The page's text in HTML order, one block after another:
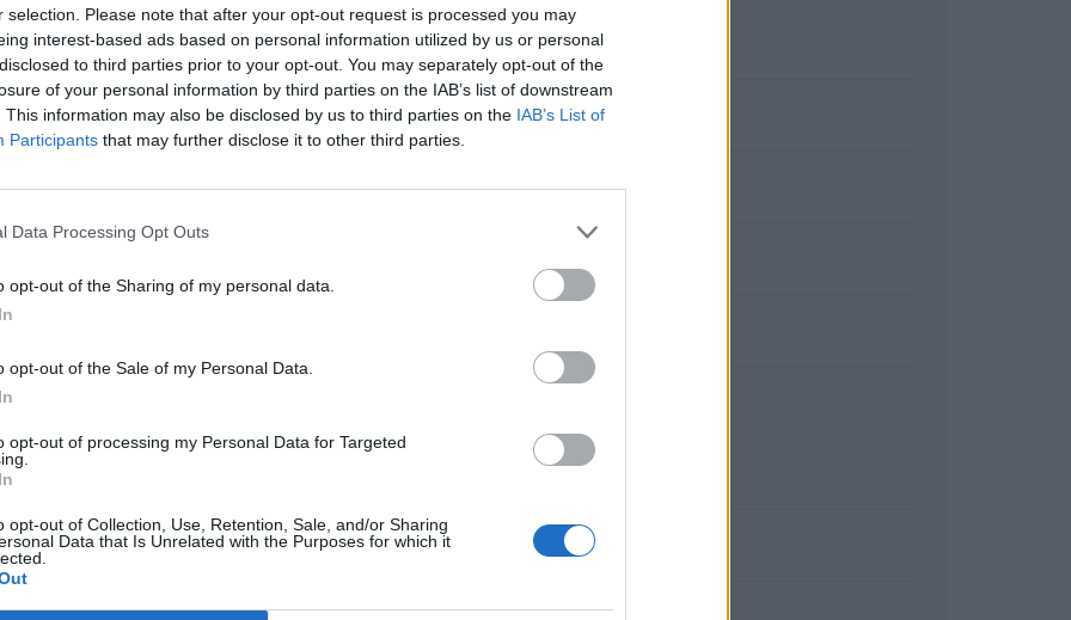
selection. Please note that after your opt-out request is processed you may
interest-based ads based on personal information utilized by us or personal
to third parties prior to your opt-out. You may separately opt-out of the
of your personal information by third parties on the IAB’s list of downstream
This information may also be disclosed by us to third parties on the IAB’s List of
Participants that may further disclose it to other third parties.
Data Processing Opt Outs
opt-out of the Sharing of my personal data.
opt-out of the Sale of my Personal Data.
opt-out of processing my Personal Data for Targeted
opt-out of Collection, Use, Retention, Sale, and/or Sharing
Data that Is Unrelated with the Purposes for which it
les canaux. Une balade en bateau est le moyen idéal
de la vie locale
Cuyp
plus grand marché de rue d’Amsterdam. Vous y
et souvenirs.
Jordaan
ses boutiques indépendantes et ses cafés
pour comprendre l’histoire poignante de cette
de ces petites rues commerçantes pour une séance
février 2026
janvier 2026
décembre 2025
juillet 2025